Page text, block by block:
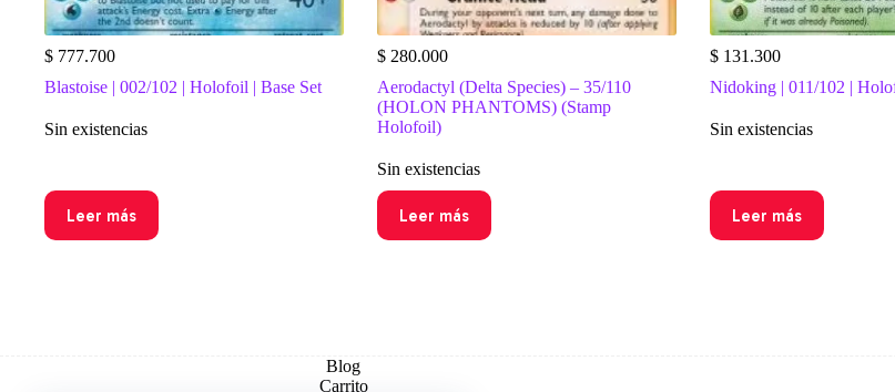
$ 777.700
Blastoise | 002/102 | Holofoil | Base Set
Sin existencias
Leer más
$280.000
Aerodactyl (Delta Species) – 35/110
(HOLON PHANTOMS) (Stamp
Holofoil)
Sin existencias
Leer más
$131.300
Nidoking | 011/102 |
Sin existencias
Leer más
Blog
Carrito